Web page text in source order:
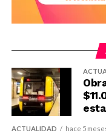
ACTUALIDAD hace 5